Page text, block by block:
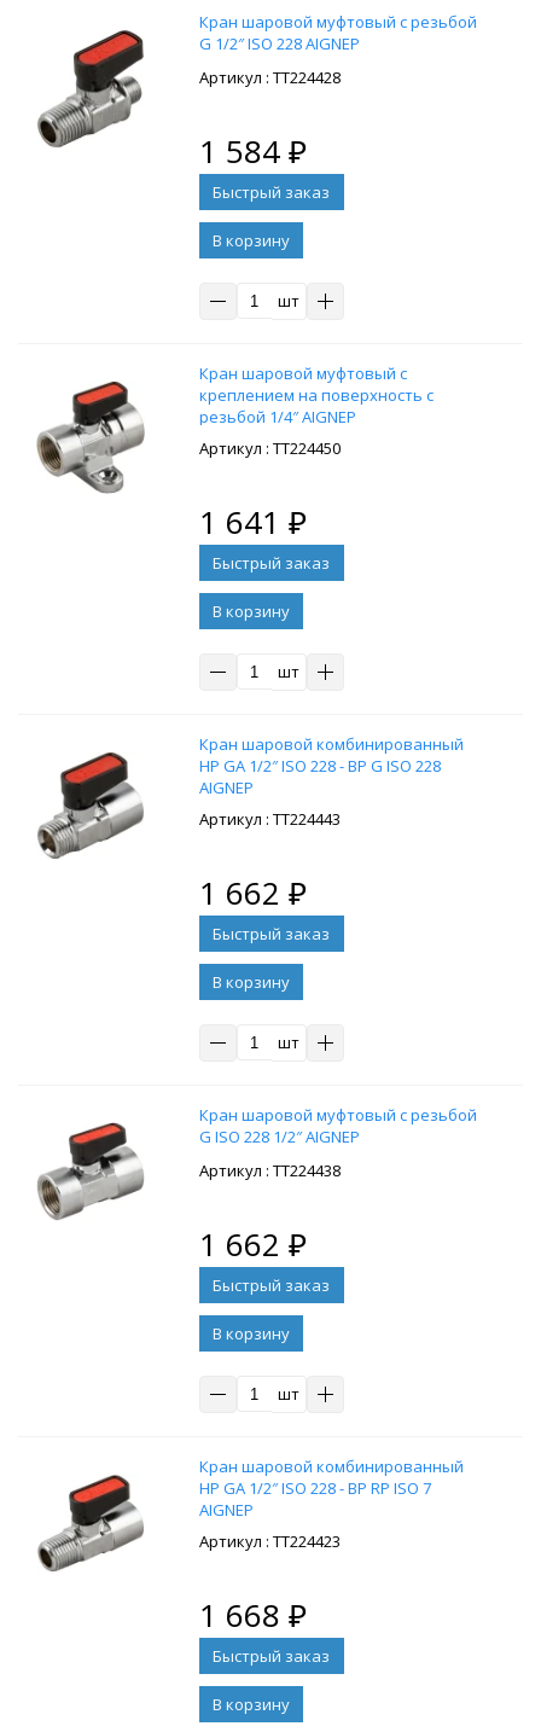
Кран шаровой муфтовый с резьбой
G 1/2″ ISO 228 AIGNEP
: ТТ224428
1 584₽
В корзину
шт
Кран шаровой муфтовый с
креплением на поверхность с
резьбой 1/4″ AIGNEP
: ТТ224450
1 641 ₽
В корзину
шт
Кран шаровой комбинированный
НР GA 1/2″ ISO 228 - ВР G ISO 228
AIGNEP
: ТТ224443
1 662 ₽
В корзину
шт
Кран шаровой муфтовый с резьбой
G ISO 228 1/2″ AIGNEP
: ТТ224438
1 662 ₽
В корзину
шт
Кран шаровой комбинированный
НР GA 1/2″ ISO 228 - ВР RP ISO 7
AIGNEP
: ТТ224423
1 668 ₽
В корзину